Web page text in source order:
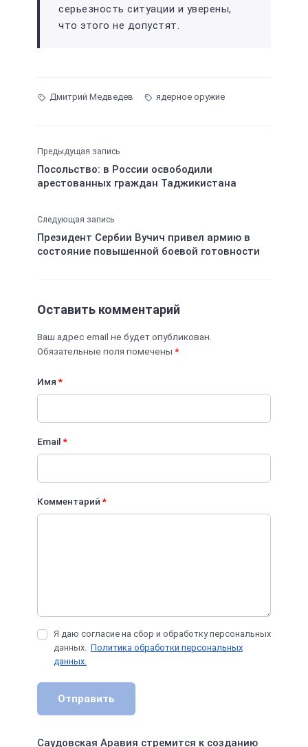
серьезность ситуации и уверены,
что этого не допустят.
Дмитрий Медведев ядерное оружие
Предыдущая запись
Посольство: в России освободили
арестованных граждан Таджикистана
Следующая запись
Президент Сербии Вучич привел армию в
состояние повышенной боевой готовности
Оставить комментарий
Ваш адрес email не будет опубликован.
Обязательные поля помечены *
Имя*
Email*
Комментарий*
Я даю согласие на сбор и обработку персональных
данных. Политика обработки персональных
данных.
Отправить
Саудовская Аравия стремится к созданию